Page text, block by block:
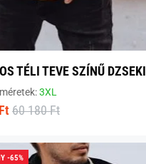
TÉLI TEVE SZÍNŰ DZSEKI
3XL
60 180 Ft
-65%